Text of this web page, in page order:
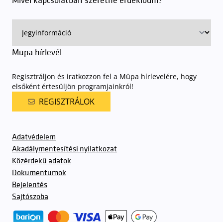
rendjének részletes leírásaelérhető itt.
Müpa hírlevél
Regisztráljon és iratkozzon fel a Müpa hírlevelére, hogy
elsőként értesüljön programjainkról!
REGISZTRÁLOK
Adatvédelem
Akadálymentesítési nyilatkozat
Közérdekű adatok
Dokumentumok
Bejelentés
Sajtószoba